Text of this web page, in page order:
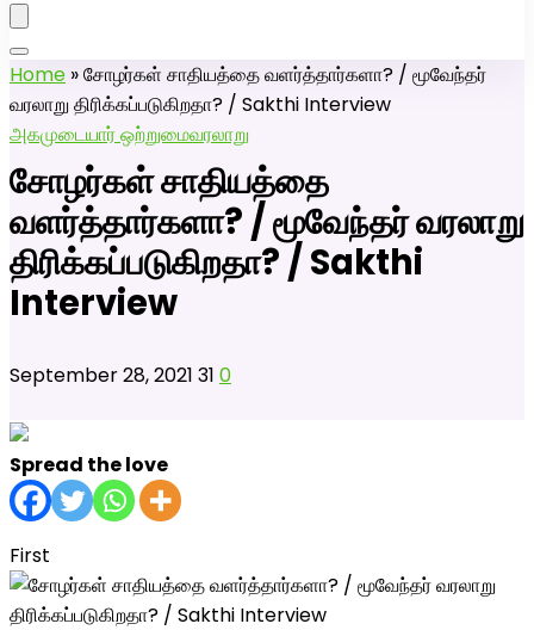
Home »சோழர்கள் சாதியத்தை வளர்த்தார்களா? / மூவேந்தர்
வரலாறு திரிக்கப்படுகிறதா? / Sakthi Interview
அகமுடையார் ஒற்றுமைவரலாறு
சோழர்கள் சாதியத்தை
வளர்த்தார்களா? / மூவேந்தர் வரலாறு
திரிக்கப்படுகிறதா? / Sakthi
Interview
September 28, 2021 31 0
Spread the love
First